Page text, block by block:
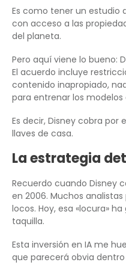
Es como tener un estudio
con acceso a las
del planeta.
Pero aquí viene lo bueno:
El acuerdo incluye
contenido inapropiado,
para entrenar los modelos
Es decir, Disney cobra por
llaves de casa.
La estrategia
Recuerdo cuando Disney
en 2006. Muchos
locos. Hoy, esa «locura»
taquilla.
Esta inversión en IA me
que parecerá obvia